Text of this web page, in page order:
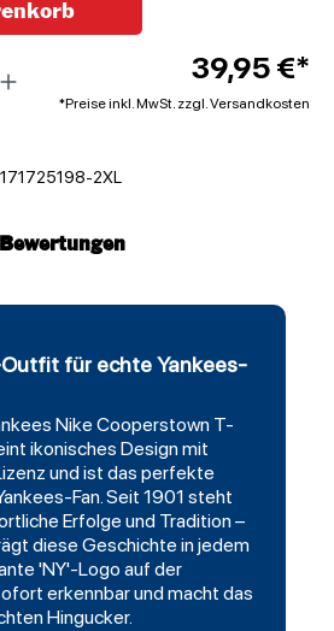
39,95 €*
*Preise inkl. MwSt. zzgl. Versandkosten
2XL
Bewertungen
für echte Yankees-
Nike Cooperstown T-
ikonisches Design mit
und ist das perfekte
Fan. Seit 1901 steht
Erfolge und Tradition –
diese Geschichte in jedem
'NY'-Logo auf der
erkennbar und macht das
Hingucker.